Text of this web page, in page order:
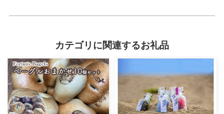
カテゴリに関連するお礼品